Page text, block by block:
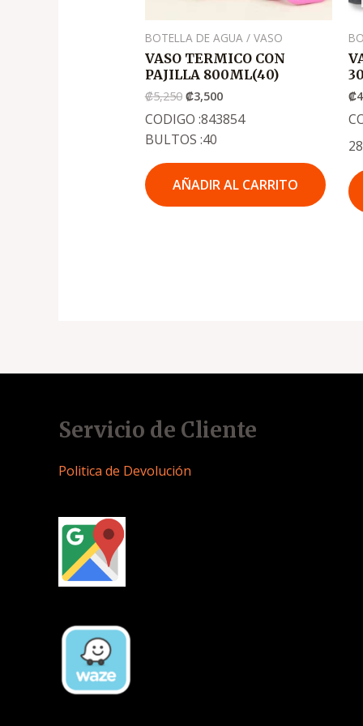
BOTELLA DE AGUA / VASO
VASO TERMICO CON
PAJILLA 800ML(40)
₡5,250 ₡3,500
CODIGO :843854
BULTOS :40
AÑADIR AL CARRITO
₡
Servicio de Cliente
Politica de Devolución